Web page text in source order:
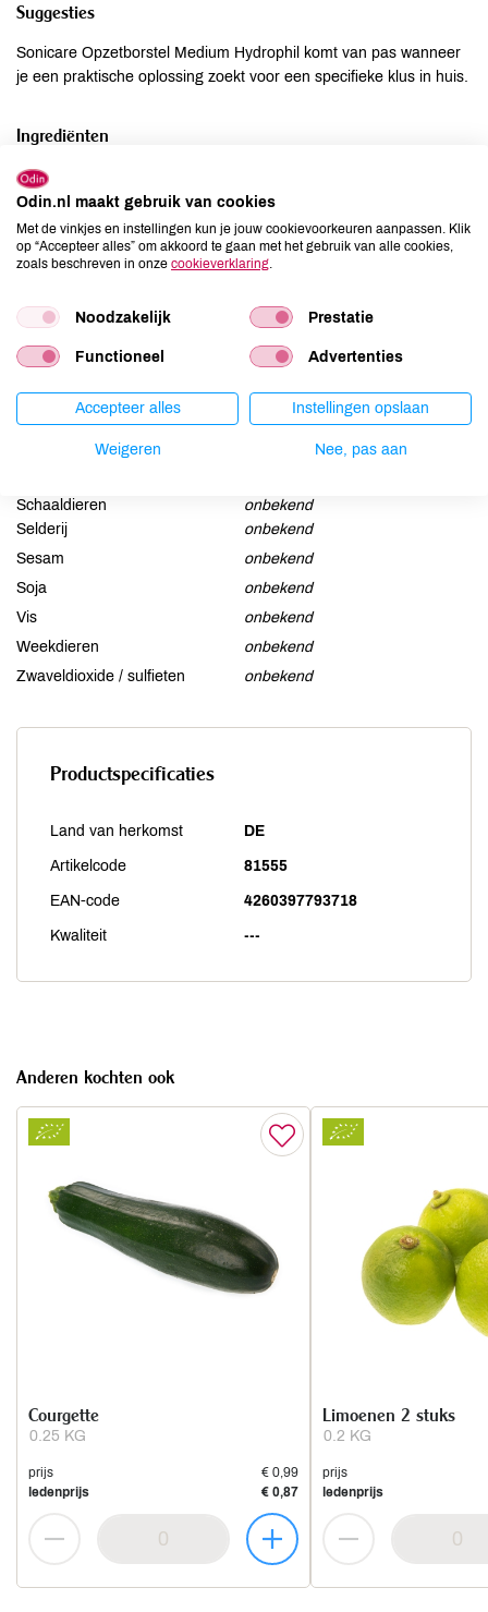
Suggesties
Sonicare Opzetborstel Medium Hydrophil komt van pas wanneer
je een praktische oplossing zoekt voor een specifieke klus in huis.
Ingrediënten
Sonicare borstelkop Medium van bamboe en 100% plantaardig
plastic, met borstelharen van castorolie.
Allergenen
Ei
onbekend
Gluten
onbekend
Lupine
onbekend
Schaaldieren
onbekend
Selderij
onbekend
Sesam
onbekend
Soja
onbekend
Vis
onbekend
Weekdieren
onbekend
Zwaveldioxide / sulfieten
onbekend
Productspecificaties
Land van herkomst DE
Artikelcode 81555
EAN-code 4260397793718
Kwaliteit ---
Anderen kochten ook
0.25 KG
Courgette
prijs
€ 0,99
ledenprijs
€ 0,87
0.2 KG
Limoenen 2 stuks
prijs
ledenprijs
Odin.nl maakt gebruik van cookies
Met de vinkjes en instellingen kun je jouw cookievoorkeuren aanpassen. Klik
op “Accepteer alles” om akkoord te gaan met het gebruik van alle cookies,
zoals beschreven in onze cookieverklaring.
Noodzakelijk Prestatie
Functioneel Advertenties
Accepteer alles Instellingen opslaan
Weigeren Nee, pas aan